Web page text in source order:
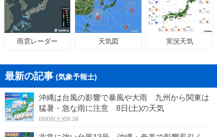
雨雲レーダー 天気図 実況天気
最新の記事 (気象予報士)
沖縄は台風の影響で暴風や大雨 九州から関東は
猛暑・急な雨に注意 8日(土)の天気
08/08(土)08:38